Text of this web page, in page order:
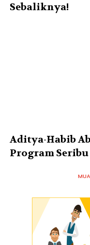
Sebaliknya!
Aditya-Habib
Program